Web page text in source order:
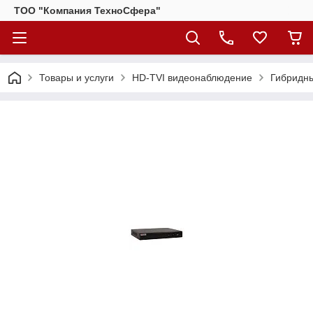
ТОО "Компания ТехноСфера"
Товары и услуги HD-TVI видеонаблюдение